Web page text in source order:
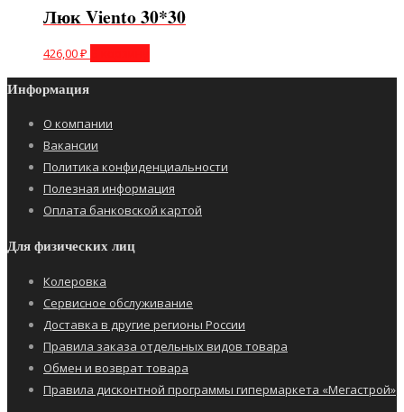
Люк Viento 30*30
426,00₽
Информация
О компании
Вакансии
Политика конфиденциальности
Полезная информация
Оплата банковской картой
Для физических лиц
Колеровка
Сервисное обслуживание
Доставка в другие регионы России
Правила заказа отдельных видов товара
Обмен и возврат товара
Правила дисконтной программы гипермаркета «Мегастрой»